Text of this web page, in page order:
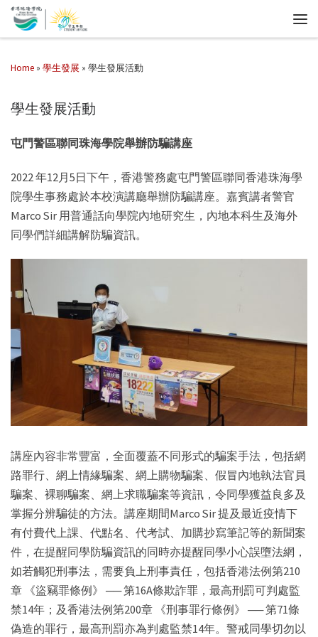
Home » 學生發展 » 學生發展活動
學生發展活動
屯門警區聯同珠海學院舉辦防騙講座
2022 年12月5日下午，香港警務處屯門警區聯同香港珠海學
院學生事務處於本校演講廳舉辦防騙講座。嘉賓講者警官
Marco Sir 用普通話向學院內地研究生，內地本科生及海外
同學們詳細講解防騙資訊。
講座內容非常豐富，全面覆蓋不同形式的騙案手法，包括網
路罪行、網上情緣騙案、網上購物騙案、假冒內地執法官員
騙案、裸聊騙案、網上求職騙案等資訊，令同學獲益良多及
掌握分辨騙徒的方法。講座期間Marco Sir 提及最近疫情下
有付費代上課、代點名、代考試、加購抄寫筆記等的新聞案
件，在提醒同學防騙資訊的同時亦提醒同學小心誤墮法網，
如若觸犯刑事法，需要負上刑事責任，包括香港法例第210
章 《盜竊罪條例》 ── 第16A條欺詐罪，最高刑罰可判處監
禁14年；及香港法例第200章 《刑事罪行條例》 ── 第71條
偽造的罪行，最高刑罰亦為判處監禁14年。警戒同學切勿以